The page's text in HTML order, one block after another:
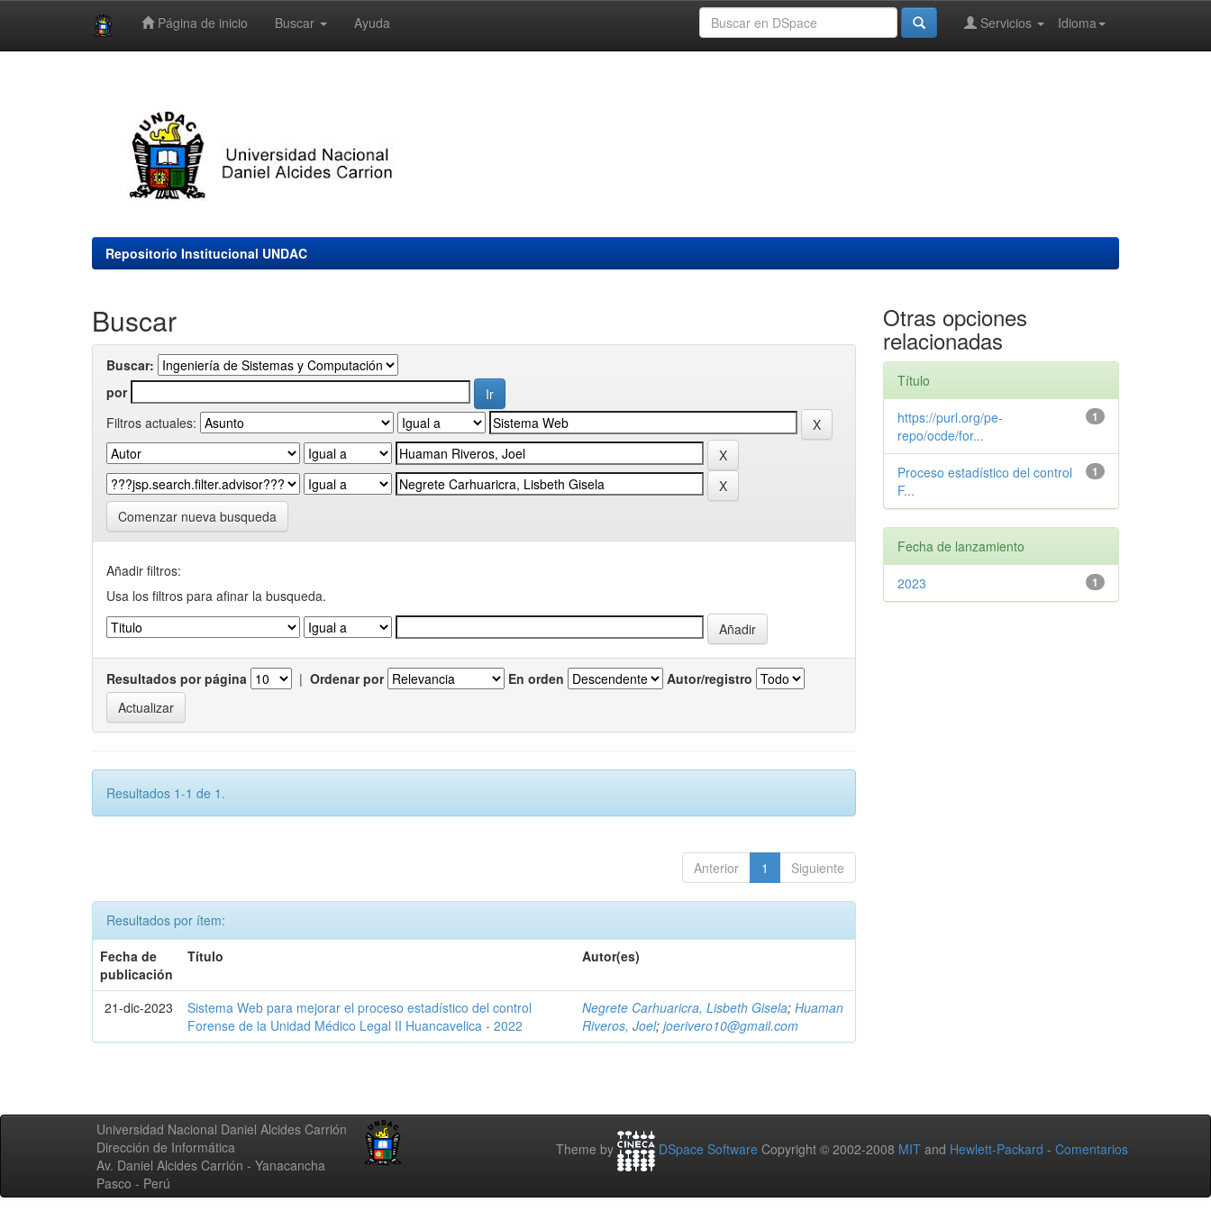
Página de inicio Buscar Ayuda Idioma
Servicios
Repositorio Institucional UNDAC
Buscar
Buscar:
por
Filtros actuales:
Comenzar nueva busqueda
Añadir filtros:
Usa los filtros para afinar la busqueda.
Resultados por página | Ordenar por En orden Autor/registro
Resultados 1-1 de 1.
Anterior 1 Siguiente
Resultados por ítem:
Fecha de
publicación
Título Autor(es)
21-dic-2023
Sistema Web para mejorar el proceso estadístico del control
Forense de la Unidad Médico Legal II Huancavelica - 2022
Negrete Carhuaricra, Lisbeth Gisela;Huaman
Riveros, Joel;joerivero10@gmail.com
Otras opciones
relacionadas
Título
1
https://purl.org/pe-
repo/ocde/for...
1
Proceso estadístico del control
F...
Fecha de lanzamiento
1
2023
Universidad Nacional Daniel Alcides Carrión
Dirección de Informática
Av. Daniel Alcides Carrión - Yanacancha
Pasco - Perú
Theme by DSpace Software Copyright © 2002-2008 MIT and Hewlett-Packard - Comentarios